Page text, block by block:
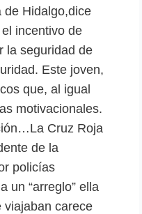
de Hidalgo,dice
incentivo de
la seguridad de
Este joven,
que, al igual
motivacionales.
Cruz Roja
de la
policías
un “arreglo” ella
viajaban carece